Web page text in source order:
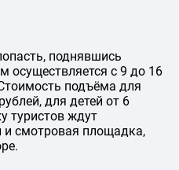
поднявшись
осуществляется с 9 до 16
подъёма для
для детей от 6
туристов ждут
и смотровая площадка,